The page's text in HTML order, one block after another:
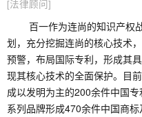
[法律顾问]
百一作为连尚的知识产权
划，充分挖掘连尚的核心技术
预警，布局国际专利，形成其
现其核心技术的全面保护。目
成以发明为主的200余件中国
系列品牌形成470余件中国商